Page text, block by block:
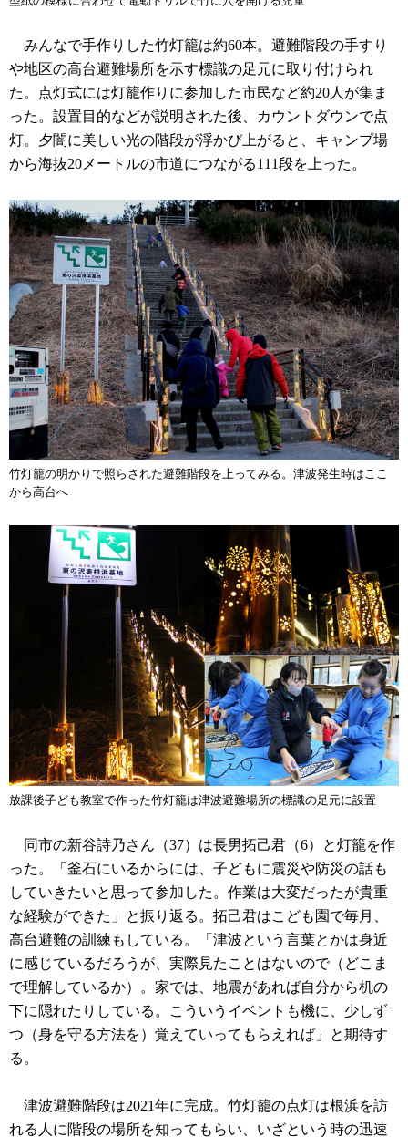
みんなで手作りした竹灯籠は約60本。避難階段の手すり
や地区の高台避難場所を示す標識の足元に取り付けられ
た。点灯式には灯籠作りに参加した市民など約20人が集ま
った。設置目的などが説明された後、カウントダウンで点
灯。夕闇に美しい光の階段が浮かび上がると、キャンプ場
から海抜20メートルの市道につながる111段を上った。
竹灯籠の明かりで照らされた避難階段を上ってみる。津波発生時はここ
から高台へ
放課後子ども教室で作った竹灯籠は津波避難場所の標識の足元に設置
同市の新谷詩乃さん（37）は長男拓己君（6）と灯籠を作
った。「釜石にいるからには、子どもに震災や防災の話も
していきたいと思って参加した。作業は大変だったが貴重
な経験ができた」と振り返る。拓己君はこども園で毎月、
高台避難の訓練もしている。「津波という言葉とかは身近
に感じているだろうが、実際見たことはないので（どこま
で理解しているか）。家では、地震があれば自分から机の
下に隠れたりしている。こういうイベントも機に、少しず
つ（身を守る方法を）覚えていってもらえれば」と期待す
る。
津波避難階段は2021年に完成。竹灯籠の点灯は根浜を訪
れる人に階段の場所を知ってもらい、いざという時の迅速